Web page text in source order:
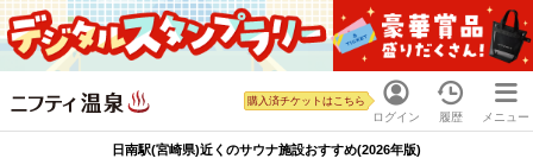
ログイン
購入済チケットはこちら
履歴 メニュー
日南駅(宮崎県)近くのサウナ施設おすすめ(2026年版)